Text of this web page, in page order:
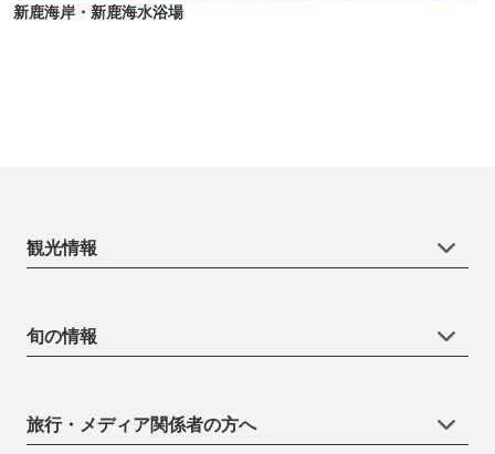
新鹿海岸・新鹿海水浴場
観光情報
旬の情報
旅行・メディア関係者の方へ